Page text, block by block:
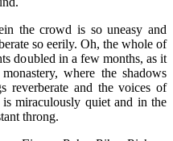
the crowd is so uneasy and
so eerily. Oh, the whole of
doubled in a few months, as it
where the shadows
reverberate and the voices of
miraculously quiet and in the
throng.